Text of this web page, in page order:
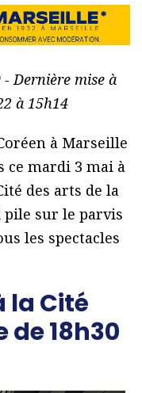
Dernière mise à
à 15h14
à Marseille
ce mardi 3 mai à
des arts de la
sur le parvis
les spectacles
la Cité
de 18h30